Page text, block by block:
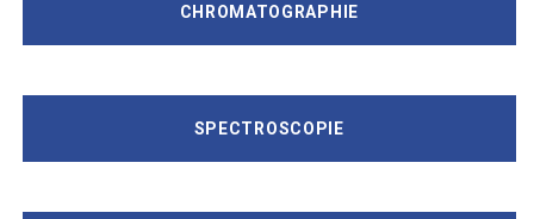
CHROMATOGRAPHIE
SPECTROSCOPIE